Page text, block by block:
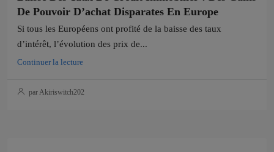
De Pouvoir D’achat Disparates En Europe
Si tous les Européens ont profité de la baisse des taux
d’intérêt, l’évolution des prix de...
Continuer la lecture
par Akiriswitch202